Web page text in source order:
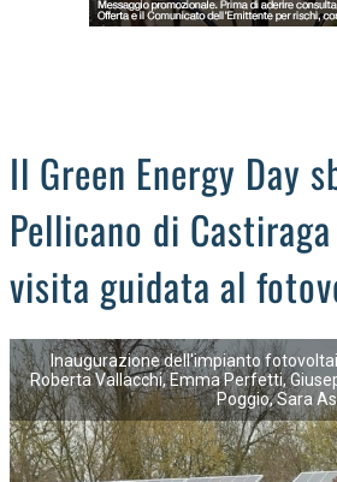
Il Green Energy Day
Pellicano di
visita guidata al
Inaugurazione dell'impianto
Roberta Vallacchi, Emma Perfetti,
Poggio, Sara